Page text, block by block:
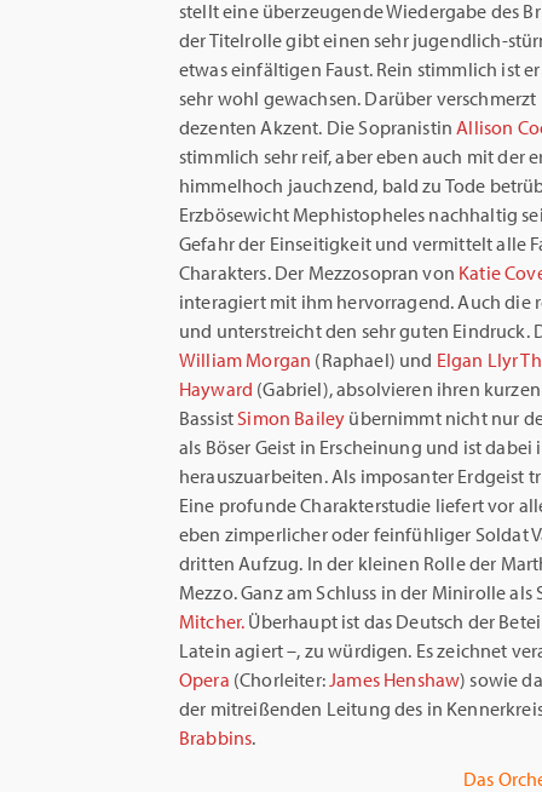
stellt eine überzeugende Wiedergabe des
der Titelrolle gibt einen sehr jugendlich-
etwas einfältigen Faust. Rein stimmlich ist
sehr wohl gewachsen. Darüber
dezenten Akzent. Die SopranistinAllison
stimmlich sehr reif, aber eben auch mit der
himmelhoch jauchzend, bald zu Tode
Erzbösewicht Mephistopheles nachhaltig
Gefahr der Einseitigkeit und vermittelt alle
Charakters. Der Mezzosopran von Katie
interagiert mit ihm hervorragend. Auch die
und unterstreicht den sehr guten Eindruck.
William Morgan (Raphael) und Elgan Llyr
Hayward (Gabriel), absolvieren ihren
BassistSimon Bailey übernimmt nicht nur
als Böser Geist in Erscheinung und ist
herauszuarbeiten. Als imposanter Erdgeist
Eine profunde Charakterstudie liefert vor
eben zimperlicher oder feinfühliger Soldat
dritten Aufzug. In der kleinen Rolle der
Mezzo. Ganz am Schluss in der Minirolle
Mitcher. Überhaupt ist das Deutsch der
Latein agiert –, zu würdigen. Es zeichnet
Opera (Chorleiter:James Henshaw) sowie
der mitreißenden Leitung des in
Brabbins.
Das